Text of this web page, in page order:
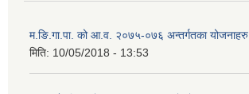
म.ङि.गा.पा. को आ.व. २०७५-०७६ अन्तर्गतका योजनाहरु
मिति: 10/05/2018 - 13:53